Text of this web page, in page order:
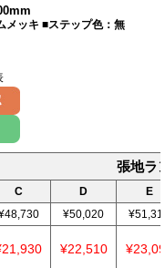
メッキ ■ステップ色：無
張地ラ
C D
E
¥50,020
¥22,510